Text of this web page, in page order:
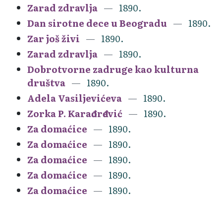
Zarad zdravlja
1890.
Dan sirotne dece u Beogradu
1890.
Zar još živi
1890.
Zarad zdravlja
1890.
Dobrotvorne zadruge kao kulturna
društva
1890.
Adela Vasiljevićeva
1890.
Zorka P. Karađorđević
1890.
Za domaćice
1890.
Za domaćice
1890.
Za domaćice
1890.
Za domaćice
1890.
Za domaćice
1890.